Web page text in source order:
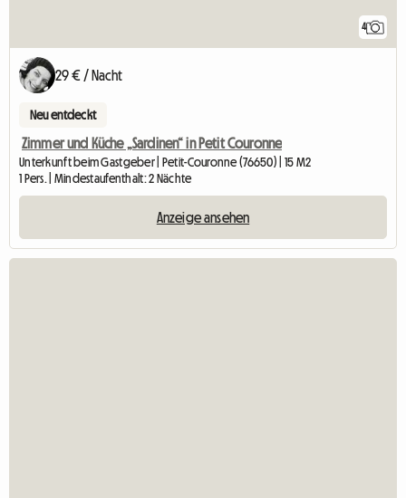
4
29 € / Nacht
Neu entdeckt
Zimmer und Küche „Sardinen“ in Petit Couronne
Unterkunft beim Gastgeber | Petit-Couronne (76650) | 15 M2
1 Pers. | Mindestaufenthalt: 2 Nächte
Anzeige ansehen